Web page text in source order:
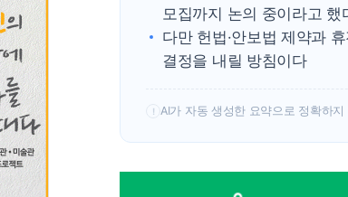
모집까지 논의 중이라고 했
다만 헌법·안보법 제약과
결정을 내릴 방침이다
! AI가 자동 생성한 요약으로 정확하